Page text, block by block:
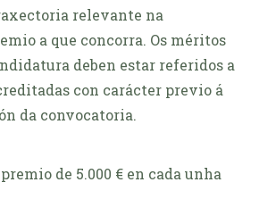
relevante na
a que concorra. Os méritos
deben estar referidos a
con carácter previo á
da convocatoria.
de 5.000 € en cada unha